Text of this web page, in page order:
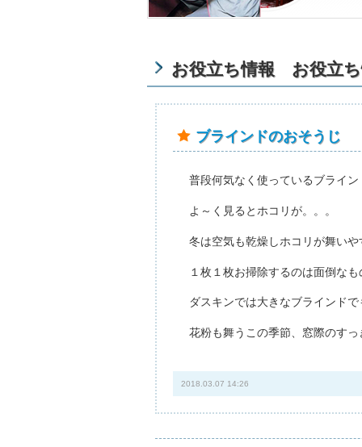
お役立ち情報 お役立
ブラインドのおそうじ
普段何気なく使っているブライン
よ～く見るとホコリが。。。
冬は空気も乾燥しホコリが舞いや
１枚１枚お掃除するのは面倒な
ダスキンでは大きなブラインド
花粉も舞うこの季節、窓際のす
2018.03.07 14:26